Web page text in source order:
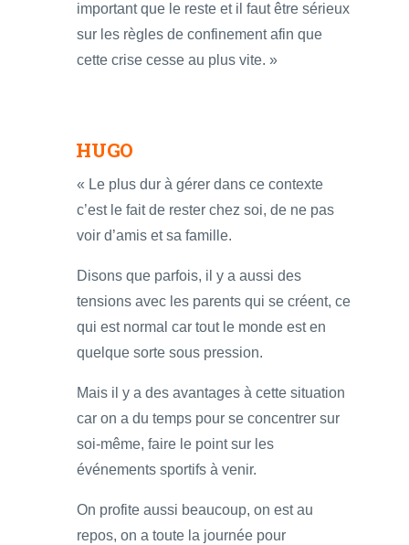
important que le reste et il faut être sérieux
sur les règles de confinement afin que
cette crise cesse au plus vite. »
HUGO
« Le plus dur à gérer dans ce contexte
c’est le fait de rester chez soi, de ne pas
voir d’amis et sa famille.
Disons que parfois, il y a aussi des
tensions avec les parents qui se créent, ce
qui est normal car tout le monde est en
quelque sorte sous pression.
Mais il y a des avantages à cette situation
car on a du temps pour se concentrer sur
soi-même, faire le point sur les
événements sportifs à venir.
On profite aussi beaucoup, on est au
repos, on a toute la journée pour